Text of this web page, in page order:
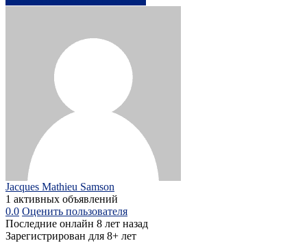
Jacques Mathieu Samson
1 активных объявлений
0.0 Оценить пользователя
Последние онлайн 8 лет назад
Зарегистрирован для 8+ лет